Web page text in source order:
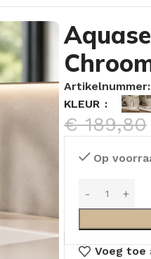
Artikelnummer:
KLEUR
€189,80
Op
Voeg toe